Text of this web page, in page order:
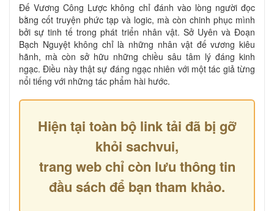
Đế Vương Công Lược không chỉ đánh vào lòng người đọc
bằng cốt truyện phức tạp và logic, mà còn chinh phục mình
bởi sự tinh tế trong phát triển nhân vật. Sở Uyên và Đoạn
Bạch Nguyệt không chỉ là những nhân vật đế vương kiêu
hãnh, mà còn sở hữu những chiều sâu tâm lý đáng kinh
ngạc. Điều này thật sự đáng ngạc nhiên với một tác giả từng
nổi tiếng với những tác phẩm hài hước.
Hiện tại toàn bộ link tải đã bị gỡ
khỏi sachvui,
trang web chỉ còn lưu thông tin
đầu sách để bạn tham khảo.